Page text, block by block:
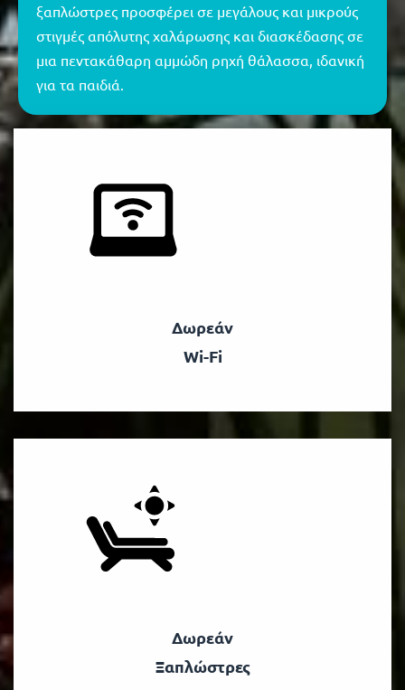
ξαπλώστρες προσφέρει σε μεγάλους και μικρούς
στιγμές απόλυτης χαλάρωσης και διασκέδασης σε
μια πεντακάθαρη αμμώδη ρηχή θάλασσα, ιδανική
για τα παιδιά.
Δωρεάν
Wi-Fi
Δωρεάν
Ξαπλώστρες